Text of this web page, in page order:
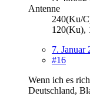
Antenne
240(Ku/
120(Ku),
7. Januar
#16
Wenn ich es
Deutschland,